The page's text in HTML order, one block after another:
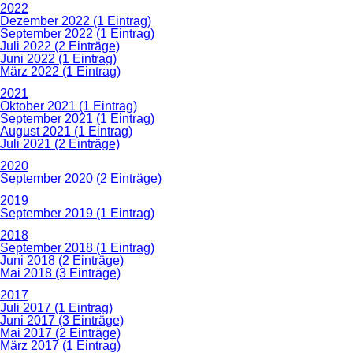
2022
Dezember 2022 (1 Eintrag)
September 2022 (1 Eintrag)
Juli 2022 (2 Einträge)
Juni 2022 (1 Eintrag)
März 2022 (1 Eintrag)
2021
Oktober 2021 (1 Eintrag)
September 2021 (1 Eintrag)
August 2021 (1 Eintrag)
Juli 2021 (2 Einträge)
2020
September 2020 (2 Einträge)
2019
September 2019 (1 Eintrag)
2018
September 2018 (1 Eintrag)
Juni 2018 (2 Einträge)
Mai 2018 (3 Einträge)
2017
Juli 2017 (1 Eintrag)
Juni 2017 (3 Einträge)
Mai 2017 (2 Einträge)
März 2017 (1 Eintrag)